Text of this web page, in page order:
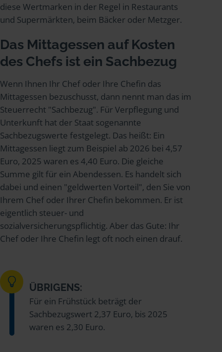
diese Wertmarken in der Regel in Restaurants
und Supermärkten, beim Bäcker oder Metzger.
Das Mittagessen auf Kosten
des Chefs ist ein Sachbezug
Wenn Ihnen Ihr Chef oder Ihre Chefin das
Mittagessen bezuschusst, dann nennt man das im
Steuerrecht "Sachbezug". Für Verpflegung und
Unterkunft hat der Staat sogenannte
Sachbezugswerte festgelegt. Das heißt: Ein
Mittagessen liegt zum Beispiel ab 2026 bei 4,57
Euro, 2025 waren es 4,40 Euro. Die gleiche
Summe gilt für ein Abendessen. Es handelt sich
dabei und einen "geldwerten Vorteil", den Sie von
Ihrem Chef oder Ihrer Chefin bekommen. Er ist
eigentlich steuer- und
sozialversicherungspflichtig. Aber das Gute: Ihr
Chef oder Ihre Chefin legt oft noch einen drauf.
ÜBRIGENS:
Für ein Frühstück beträgt der
Sachbezugswert 2,37 Euro, bis 2025
waren es 2,30 Euro.